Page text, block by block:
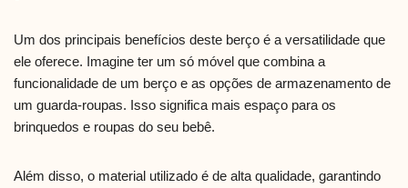
Um dos principais benefícios deste berço é a versatilidade que
ele oferece. Imagine ter um só móvel que combina a
funcionalidade de um berço e as opções de armazenamento de
um guarda-roupas. Isso significa mais espaço para os
brinquedos e roupas do seu bebê.
Além disso, o material utilizado é de alta qualidade, garantindo